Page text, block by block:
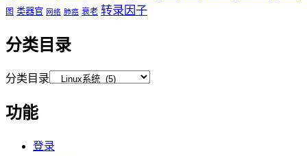
图 类器官 网络 肺癌 衰老 转录因子
分类目录
分类目录
功能
登录